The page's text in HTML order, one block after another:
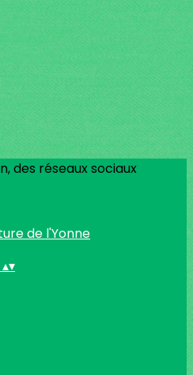
des réseaux sociaux
▴▾